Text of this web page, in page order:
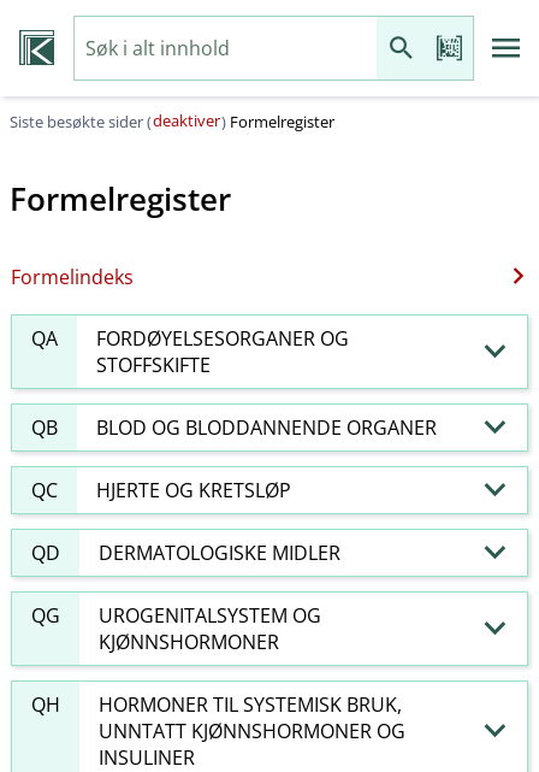
Siste besøkte sider (deaktiver) Formelregister
Formelregister
Formelindeks
QA
FORDØYELSESORGANER OG
STOFFSKIFTE
QB BLOD OG BLODDANNENDE ORGANER
QC HJERTE OG KRETSLØP
QD DERMATOLOGISKE MIDLER
QG
UROGENITALSYSTEM OG
KJØNNSHORMONER
QH
HORMONER TIL SYSTEMISK BRUK,
UNNTATT KJØNNSHORMONER OG
INSULINER